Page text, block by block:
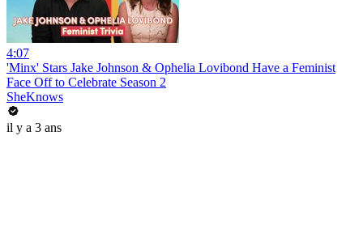
4:07
'Minx' Stars Jake Johnson & Ophelia Lovibond Have a Feminist
Face Off to Celebrate Season 2
SheKnows
il y a 3 ans